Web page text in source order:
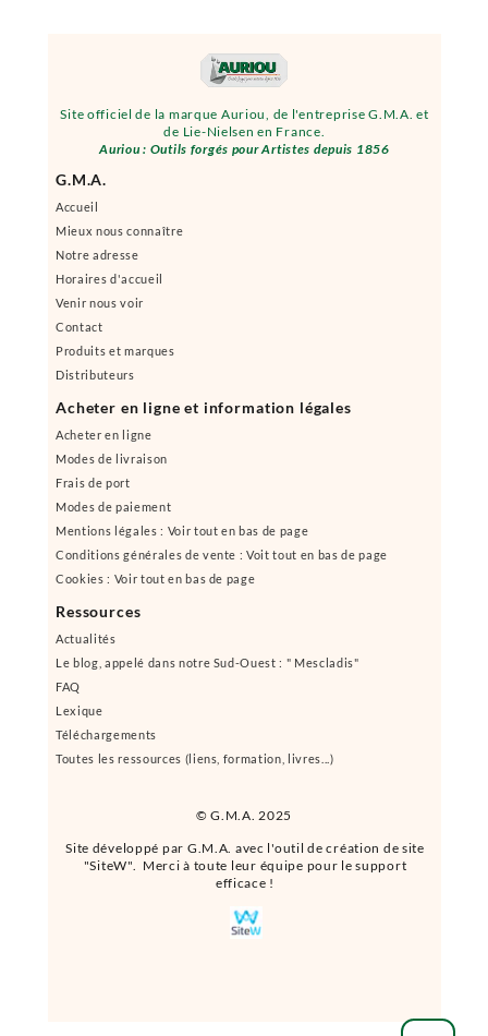
© G.M.A. 2025
Site officiel de la marque Auriou, de l'entreprise G.M.A. et
de Lie-Nielsen en France.
Auriou : Outils forgés pour Artistes depuis 1856
Site développé par G.M.A. avec l'outil de création de site
"SiteW". Merci à toute leur équipe pour le support
efficace !
G.M.A.
Accueil
Mieux nous connaître
Notre adresse
Horaires d'accueil
Venir nous voir
Contact
Produits et marques
Distributeurs
Acheter en ligne et information légales
Acheter en ligne
Modes de livraison
Frais de port
Modes de paiement
Mentions légales : Voir tout en bas de page
Conditions générales de vente : Voit tout en bas de page
Cookies : Voir tout en bas de page
Ressources
Actualités
Le blog, appelé dans notre Sud-Ouest : " Mescladis"
FAQ
Lexique
Téléchargements
Toutes les ressources (liens, formation, livres...)